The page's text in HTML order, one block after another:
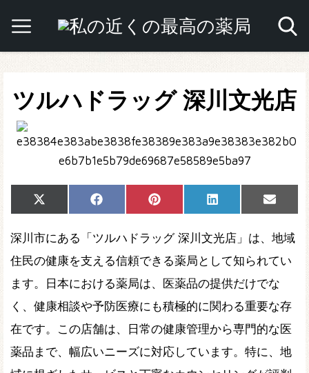
ツルハドラッグ 深川文光店
Share
on
X
(Twitter)
Share
on
Facebook Share
on
Pinterest Share
on
LinkedIn
Share
on
Email
深川市にある「ツルハドラッグ 深川文光店」は、地域
住民の健康を支える信頼できる薬局として知られてい
ます。日本における薬局は、医薬品の提供だけでな
く、健康相談や予防医療にも積極的に関わる重要な存
在です。この店舗は、日常の健康管理から専門的な医
薬品まで、幅広いニーズに対応しています。特に、地